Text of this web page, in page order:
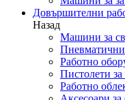
Довършителни
Назад
Машини за
Пневматични
Работно
Пистолети
Работно